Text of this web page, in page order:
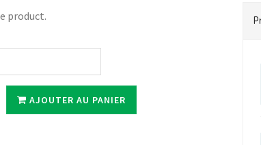
product.
AJOUTER AU PANIER